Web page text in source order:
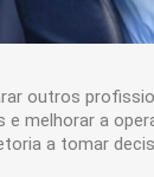
outros
e melhorar a
a tomar